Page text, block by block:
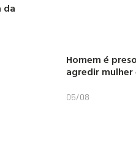
da
Homem é
agredir mulher
05/08